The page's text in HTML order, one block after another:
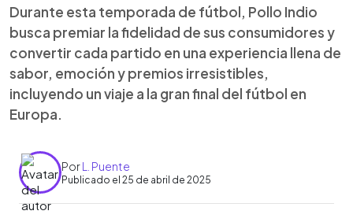
Durante esta temporada de fútbol, Pollo Indio
busca premiar la fidelidad de sus consumidores y
convertir cada partido en una experiencia llena de
sabor, emoción y premios irresistibles,
incluyendo un viaje a la gran final del fútbol en
Europa.
PorL. Puente
Publicado el 25 de abril de 2025